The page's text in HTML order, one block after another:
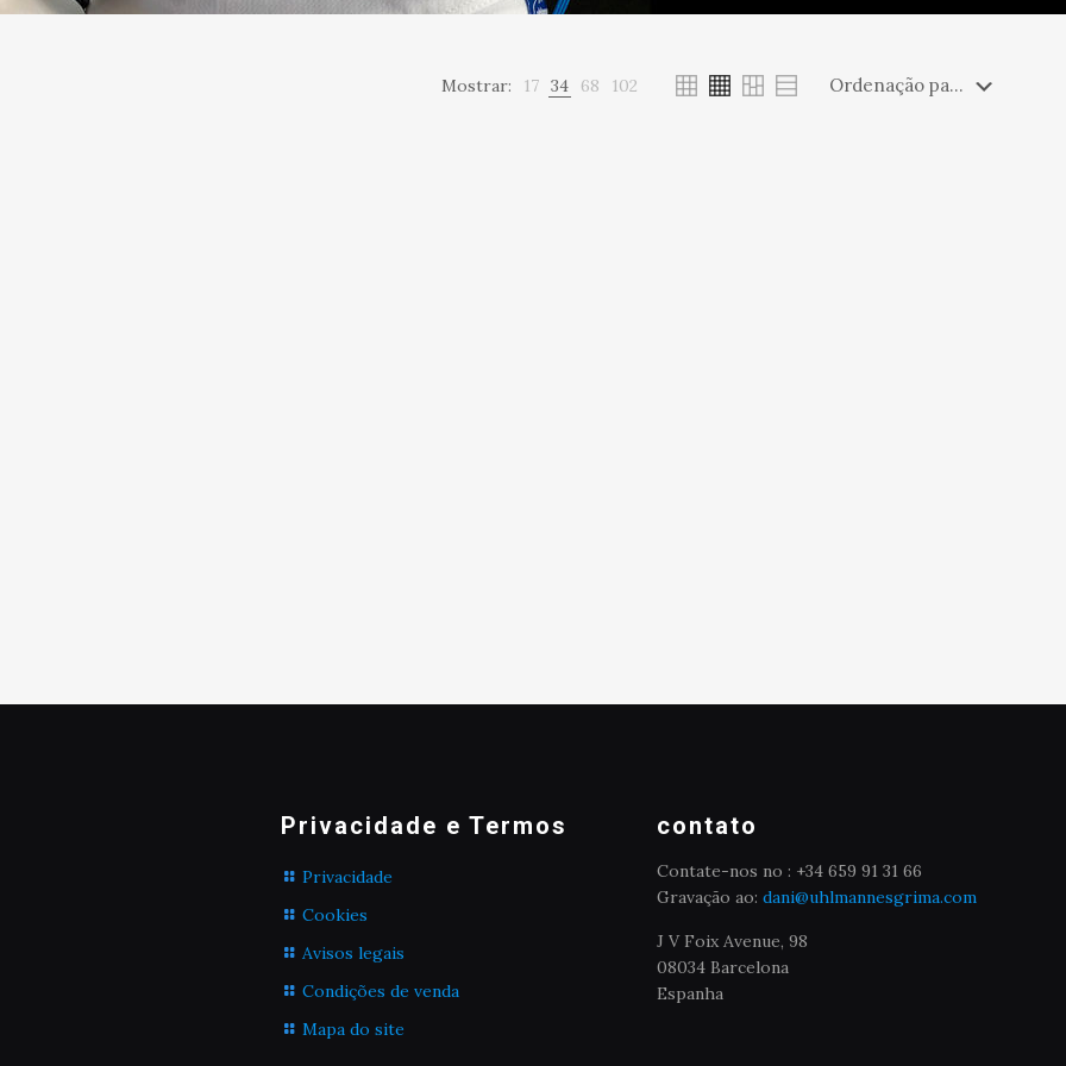
Mostrar: 17 34 68 102
Privacidade e Termos
Privacidade
Cookies
Avisos legais
Condições de venda
Mapa do site
contato
Contate-nos no : +34 659 91 31 66
Gravação ao: dani@uhlmannesgrima.com
J V Foix Avenue, 98
08034 Barcelona
Espanha